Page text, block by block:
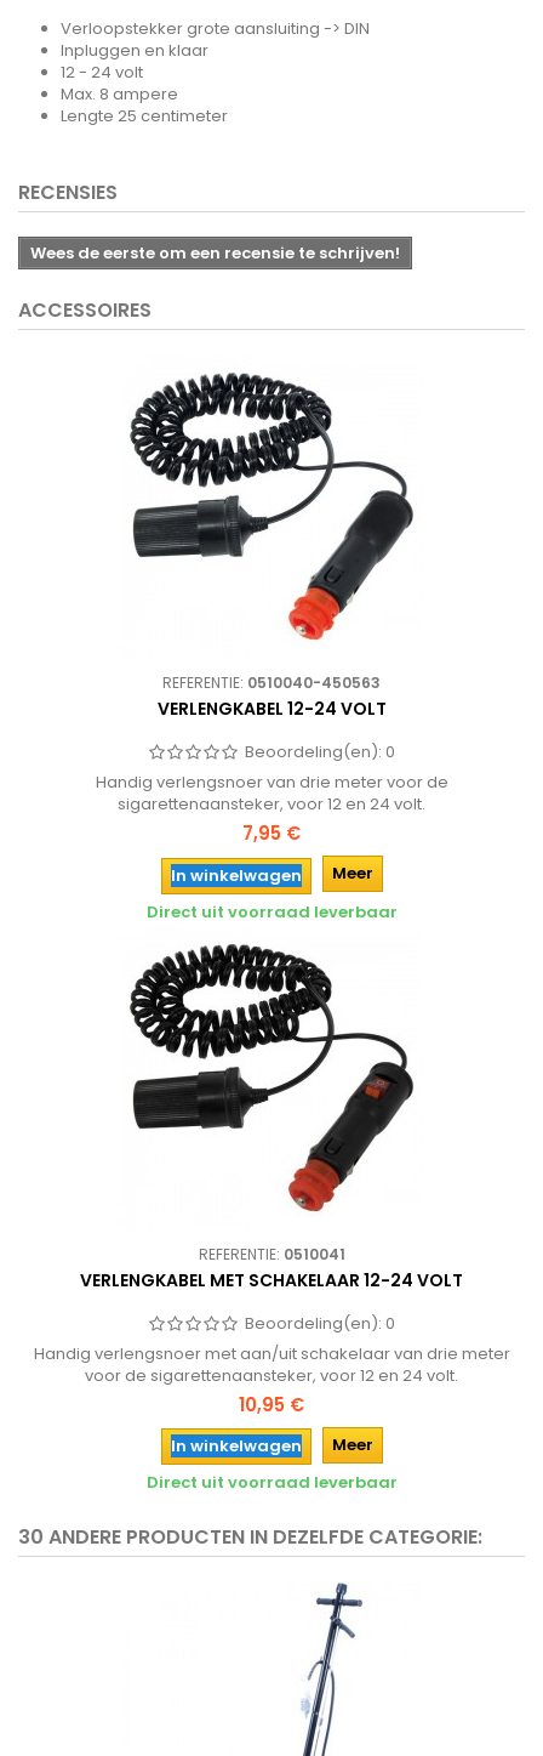
Verloopstekker grote aansluiting -> DIN
Inpluggen en klaar
12 - 24 volt
Max. 8 ampere
Lengte 25 centimeter
RECENSIES
Wees de eerste om een recensie te schrijven!
ACCESSOIRES
REFERENTIE: 0510040-450563
VERLENGKABEL 12-24 VOLT
Beoordeling(en): 0
Handig verlengsnoer van drie meter voor de
sigarettenaansteker, voor 12 en 24 volt.
7,95 €
In winkelwagen
Meer
Direct uit voorraad leverbaar
REFERENTIE: 0510041
VERLENGKABEL MET SCHAKELAAR 12-24 VOLT
Beoordeling(en): 0
Handig verlengsnoer met aan/uit schakelaar van drie meter
voor de sigarettenaansteker, voor 12 en 24 volt.
10,95 €
In winkelwagen
Meer
Direct uit voorraad leverbaar
30 ANDERE PRODUCTEN IN DEZELFDE CATEGORIE: